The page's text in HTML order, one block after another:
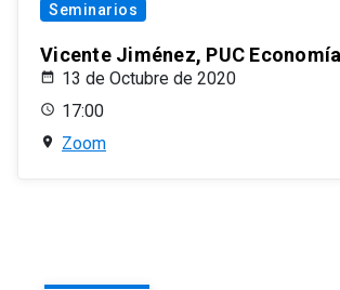
Seminarios
Vicente Jiménez, PUC Economía
13 de Octubre de 2020
17:00
Zoom